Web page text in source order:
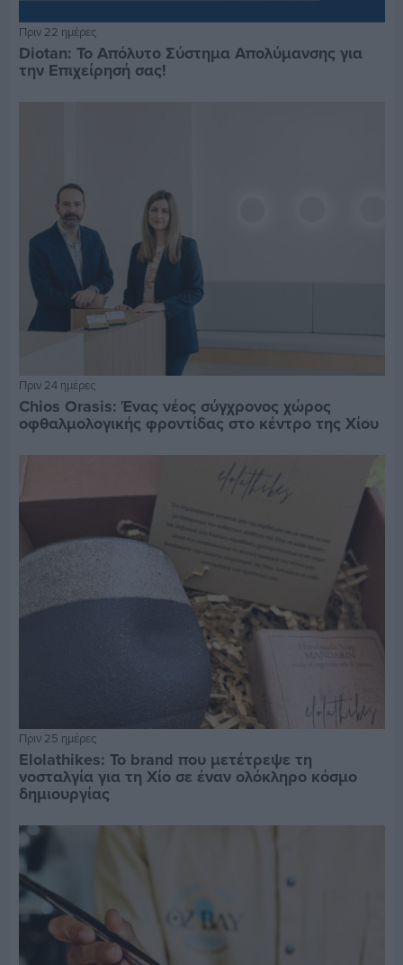
Πριν 22 ημέρες
Diotan: Το Απόλυτο Σύστημα Απολύμανσης για
την Επιχείρησή σας!
Πριν 24 ημέρες
Chios Orasis: Ένας νέος σύγχρονος χώρος
οφθαλμολογικής φροντίδας στο κέντρο της Χίου
Πριν 25 ημέρες
Elolathikes: Το brand που μετέτρεψε τη
νοσταλγία για τη Χίο σε έναν ολόκληρο κόσμο
δημιουργίας